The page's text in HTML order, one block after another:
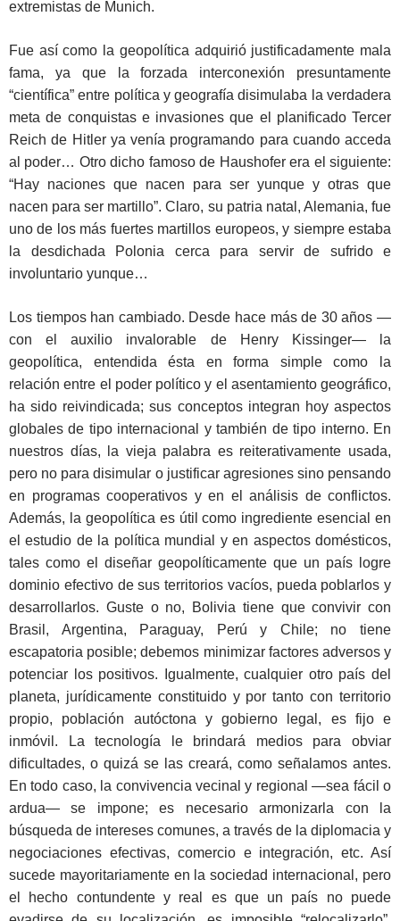
extremistas de Munich.
Fue así como la geopolítica adquirió justificadamente mala
fama, ya que la forzada interconexión presuntamente
“científica” entre política y geografía disimulaba la verdadera
meta de conquistas e invasiones que el planificado Tercer
Reich de Hitler ya venía programando para cuando acceda
al poder… Otro dicho famoso de Haushofer era el siguiente:
“Hay naciones que nacen para ser yunque y otras que
nacen para ser martillo”. Claro, su patria natal, Alemania, fue
uno de los más fuertes martillos europeos, y siempre estaba
la desdichada Polonia cerca para servir de sufrido e
involuntario yunque…
Los tiempos han cambiado. Desde hace más de 30 años —
con el auxilio invalorable de Henry Kissinger— la
geopolítica, entendida ésta en forma simple como la
relación entre el poder político y el asentamiento geográfico,
ha sido reivindicada; sus conceptos integran hoy aspectos
globales de tipo internacional y también de tipo interno. En
nuestros días, la vieja palabra es reiterativamente usada,
pero no para disimular o justificar agresiones sino pensando
en programas cooperativos y en el análisis de conflictos.
Además, la geopolítica es útil como ingrediente esencial en
el estudio de la política mundial y en aspectos domésticos,
tales como el diseñar geopolíticamente que un país logre
dominio efectivo de sus territorios vacíos, pueda poblarlos y
desarrollarlos. Guste o no, Bolivia tiene que convivir con
Brasil, Argentina, Paraguay, Perú y Chile; no tiene
escapatoria posible; debemos minimizar factores adversos y
potenciar los positivos. Igualmente, cualquier otro país del
planeta, jurídicamente constituido y por tanto con territorio
propio, población autóctona y gobierno legal, es fijo e
inmóvil. La tecnología le brindará medios para obviar
dificultades, o quizá se las creará, como señalamos antes.
En todo caso, la convivencia vecinal y regional —sea fácil o
ardua— se impone; es necesario armonizarla con la
búsqueda de intereses comunes, a través de la diplomacia y
negociaciones efectivas, comercio e integración, etc. Así
sucede mayoritariamente en la sociedad internacional, pero
el hecho contundente y real es que un país no puede